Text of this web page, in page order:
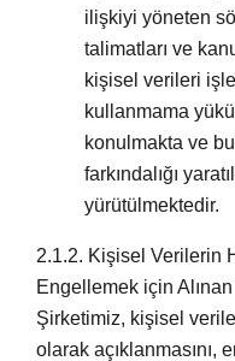
ilişkiyi yöneten
talimatları ve
kişisel verileri
kullanmama
konulmakta ve
farkındalığı
yürütülmektedir.
2.1.2. Kişisel Verilerin
Engellemek için
Şirketimiz, kişisel
olarak açıklanmasını,